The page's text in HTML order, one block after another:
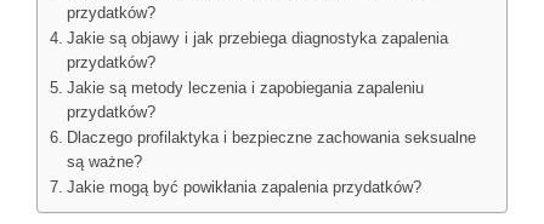
przydatków?
Jakie są objawy i jak przebiega diagnostyka zapalenia
przydatków?
Jakie są metody leczenia i zapobiegania zapaleniu
przydatków?
Dlaczego profilaktyka i bezpieczne zachowania seksualne
są ważne?
Jakie mogą być powikłania zapalenia przydatków?